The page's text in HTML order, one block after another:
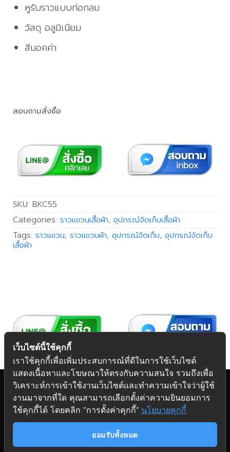
หูรับราวแบบท่อกลม
วัสดุ อลูมิเนียม
สีมอคค่า
สอบถามสั่งซื้อ
SKU: BKC55
Categories: ราวแขวนเสื้อผ้า, อุปกรณ์จัดเก็บเสื้อผ้า
Tags: ราวแขวน, ราวแขวนผ้า, อุปกรณ์จัดเก็บ, อุปกรณ์จัดเก็บ
เสื้อผ้า
Copyright 2026 © Futuretech Intermarketing Co., Ltd.
ศูนย์รวมอุปกรณ์เฟอร์นิเจอร์ครบวงจร
เว็บไซต์นี้ใช้คุกกี้
เราใช้คุกกี้เพื่อเพิ่มประสบการณ์ที่ดีในการใช้เว็บไซต์
แสดงเนื้อหาและโฆษณาให้ตรงกับความสนใจ รวมถึงเพื่อ
วิเคราะห์การเข้าใช้งานเว็บไซต์และทำความเข้าใจว่าผู้ใช้
งานมาจากที่ใด คุณสามารถเลือกตั้งค่าความยินยอมการ
ใช้คุกกี้ได้ โดยคลิก “การตั้งค่าคุกกี้” นโยบายคุกกี้
ยอมรับทั้งหมด